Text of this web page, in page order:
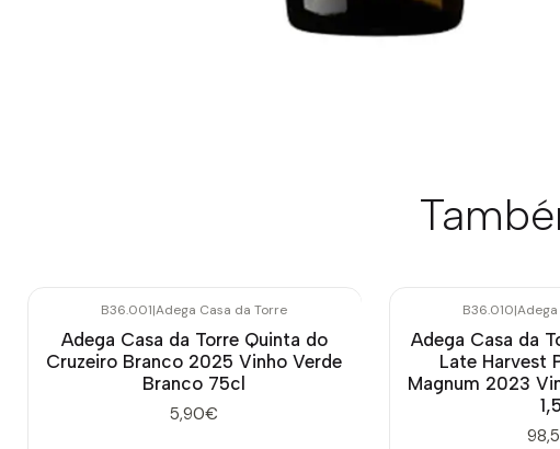
B36.001|Adega Casa da Torre
Adega Casa da Torre Quinta do
Cruzeiro Branco 2025 Vinho Verde
Branco 75cl
5,90€
B36.010|
Adega Casa da
Late Harvest
Magnum 2023